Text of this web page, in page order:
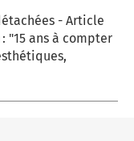
- Article
"15 ans à compter